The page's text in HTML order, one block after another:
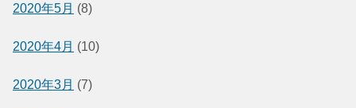
2020年5月 (8)
2020年4月 (10)
2020年3月 (7)